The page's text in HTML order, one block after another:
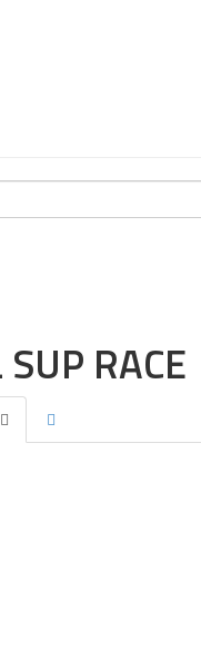
RACE